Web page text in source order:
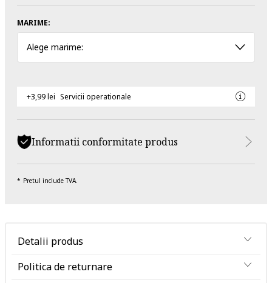
MARIME:
Alege marime:
+3,99 lei Servicii operationale
Informatii conformitate produs
Pretul include TVA.
Detalii produs
Politica de returnare